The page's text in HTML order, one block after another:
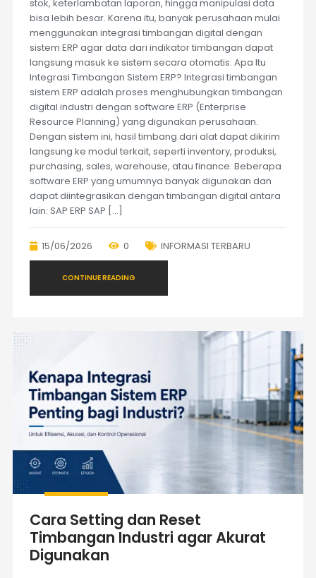
stok, keterlambatan laporan, hingga manipulasi data
bisa lebih besar. Karena itu, banyak perusahaan mulai
menggunakan integrasi timbangan digital dengan
sistem ERP agar data dari indikator timbangan dapat
langsung masuk ke sistem secara otomatis. Apa Itu
Integrasi Timbangan Sistem ERP? Integrasi timbangan
sistem ERP adalah proses menghubungkan timbangan
digital industri dengan software ERP (Enterprise
Resource Planning) yang digunakan perusahaan.
Dengan sistem ini, hasil timbang dari alat dapat dikirim
langsung ke modul terkait, seperti inventory, produksi,
purchasing, sales, warehouse, atau finance. Beberapa
software ERP yang umumnya banyak digunakan dan
dapat diintegrasikan dengan timbangan digital antara
lain: SAP ERP SAP […]
15/06/2026 0 INFORMASI TERBARU
CONTINUE READING
Cara Setting dan Reset
Timbangan Industri agar Akurat
Digunakan